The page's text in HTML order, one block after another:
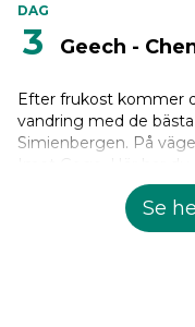
DAG
3 Geech -
Efter frukost kommer
vandring med de
Simienbergen. På
Imet Gogo. Här har
titta ut över den
denna höjd och
avlägsna bergsryggar
Se